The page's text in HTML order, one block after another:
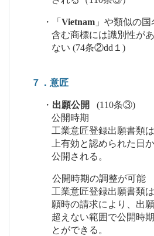
・「Vietnam 」や類似の
含む商標には識別性が
ない (74条②dd１)
７．意匠
・ 出願公開(110条③)
公開時期
工業意匠登録出願書類
上有効と認められた日
公開される。
公開時期の調整が可
工業意匠登録出願書類
願時の請求により、出
超えない範囲で公開時
とができる。